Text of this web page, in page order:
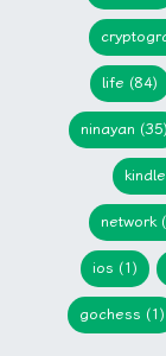
life (84)
ninayan (35)
network
ios (1)
gochess (1)